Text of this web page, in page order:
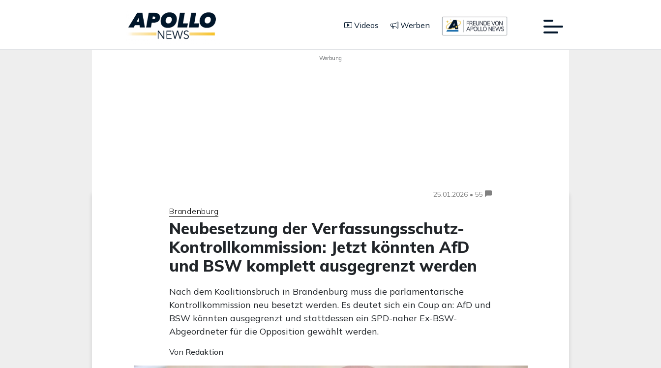
Videos Werben
Werbung
25.01.2026 • 55
Brandenburg
Neubesetzung der Verfassungsschutz-
Kontrollkommission: Jetzt könnten AfD
und BSW komplett ausgegrenzt werden
Nach dem Koalitionsbruch in Brandenburg muss die parlamentarische
Kontrollkommission neu besetzt werden. Es deutet sich ein Coup an: AfD und
BSW könnten ausgegrenzt und stattdessen ein SPD-naher Ex-BSW-
Abgeordneter für die Opposition gewählt werden.
Von Redaktion